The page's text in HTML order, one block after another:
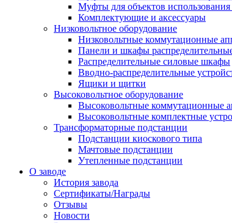
Муфты для объектов
Комплектующие и аксессуары
Низковольтное оборудование
Низковольтные коммутационные
Панели и шкафы
Распределительные силовые шкафы
Вводно-распределительные
Ящики и щитки
Высоковольтное оборудование
Высоковольтные коммутационные
Высоковольтные комплектные
Трансформаторные подстанции
Подстанции киоскового типа
Мачтовые подстанции
Утепленные подстанции
О заводе
История завода
Сертификаты/Награды
Отзывы
Новости